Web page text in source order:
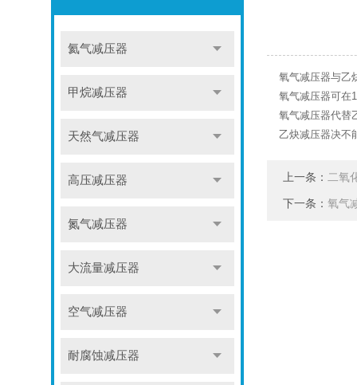
氦气减压器
甲烷减压器
天然气减压器
高压减压器
氮气减压器
大流量减压器
空气减压器
耐腐蚀减压器
氧气减压器与乙
氧气减压器可在
氧气减压器代替
乙炔减压器决不
上一条： 二氧
下一条： 氧气